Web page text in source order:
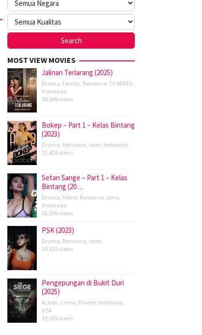
MOST VIEW MOVIES
Jalinan Terlarang (2025)
Drama, Family, Romance, TV SERIES,
Indonesia
38,948 views
Bokep – Part 1 – Kelas Bintang
(2023)
Drama, Romance, semi, Indonesia
31,826 views
Setan Sange – Part 1 – Kelas
Bintang (20…
Drama, Horror, Romance, semi,
Indonesia
23,536 views
PSK (2023)
Drama, Romance, semi,
20,125 views
Pengepungan di Bukit Duri
(2025)
Action, Crime, Thriller, Indonesia,
USA
19,105 views